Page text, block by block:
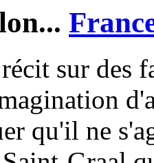
sur des
qu'il ne